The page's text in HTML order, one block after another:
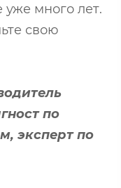
уже много лет.
свою
по
эксперт по